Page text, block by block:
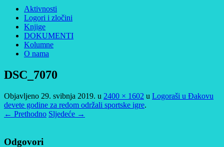
Aktivnosti
Logori i zločini
Knjige
DOKUMENTI
Kolumne
O nama
DSC_7070
Objavljeno 29. svibnja 2019. u 2400 × 1602 u Logoraši u Đakovu
devete godine za redom održali sportske igre.
← Prethodno Sljedeće →
Odgovori